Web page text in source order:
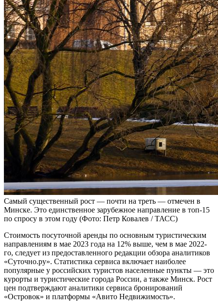
Самый существенный рост — почти на треть — отмечен в
Минске. Это единственное зарубежное направление в топ-15
по спросу в этом году (Фото: Петр Ковалев / ТАСС)
Стоимость посуточной аренды по основным туристическим
направлениям в мае 2023 года на 12% выше, чем в мае 2022-
го, следует из предоставленного редакции обзора аналитиков
«Суточно.ру». Статистика сервиса включает наиболее
популярные у российских туристов населенные пункты — это
курорты и туристические города России, а также Минск. Рост
цен подтверждают аналитики сервиса бронирований
«Островок» и платформы «Авито Недвижимость».